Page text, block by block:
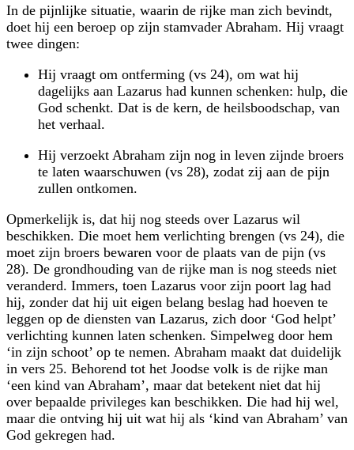
In de pijnlijke situatie, waarin de rijke man zich bevindt,
doet hij een beroep op zijn stamvader Abraham. Hij vraagt
twee dingen:
Hij vraagt om ontferming (vs 24), om wat hij
dagelijks aan Lazarus had kunnen schenken: hulp, die
God schenkt. Dat is de kern, de heilsboodschap, van
het verhaal.
Hij verzoekt Abraham zijn nog in leven zijnde broers
te laten waarschuwen (vs 28), zodat zij aan de pijn
zullen ontkomen.
Opmerkelijk is, dat hij nog steeds over Lazarus wil
beschikken. Die moet hem verlichting brengen (vs 24), die
moet zijn broers bewaren voor de plaats van de pijn (vs
28). De grondhouding van de rijke man is nog steeds niet
veranderd. Immers, toen Lazarus voor zijn poort lag had
hij, zonder dat hij uit eigen belang beslag had hoeven te
leggen op de diensten van Lazarus, zich door ‘God helpt’
verlichting kunnen laten schenken. Simpelweg door hem
‘in zijn schoot’ op te nemen. Abraham maakt dat duidelijk
in vers 25. Behorend tot het Joodse volk is de rijke man
‘een kind van Abraham’, maar dat betekent niet dat hij
over bepaalde privileges kan beschikken. Die had hij wel,
maar die ontving hij uit wat hij als ‘kind van Abraham’ van
God gekregen had.